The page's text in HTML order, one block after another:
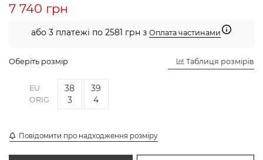
7 740 грн
або 3 платежі по 2581 грн з Оплата частинами
Оберіть розмір Таблиця розмірів
EU
ORIG
38
3
39
4
Повідомити про надходження розміру